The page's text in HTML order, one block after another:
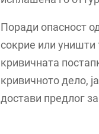
Поради опасност
сокрие или уништи
кривичната
кривичното дело,
достави предлог